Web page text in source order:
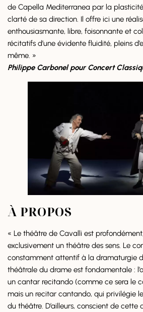
de Capella Mediterranea par la
clarté de sa direction. Il offre ici une
enthousiasmante, libre, foisonnante et
récitatifs d’une évidente fluidité, pleins
même. »
Philippe Carbonel pour Concert
À PROPOS
« Le théâtre de Cavalli est
exclusivement un théâtre des sens. Le
constamment attentif à la dramaturgie
théâtrale du drame est fondamentale :
un cantar recitando (comme ce sera le
mais un recitar cantando, qui privilégie
du théâtre. D’ailleurs, conscient de cette